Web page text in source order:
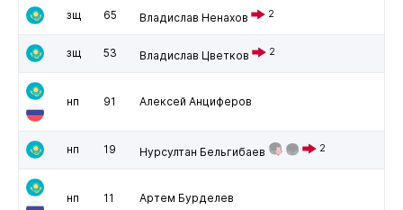
зщ 65 Владислав Ненахов 2
зщ 53 Владислав Цветков 2
нп 91 Алексей Анциферов
нп 19 Нурсултан Бельгибаев 2
нп 11 Артем Бурделев